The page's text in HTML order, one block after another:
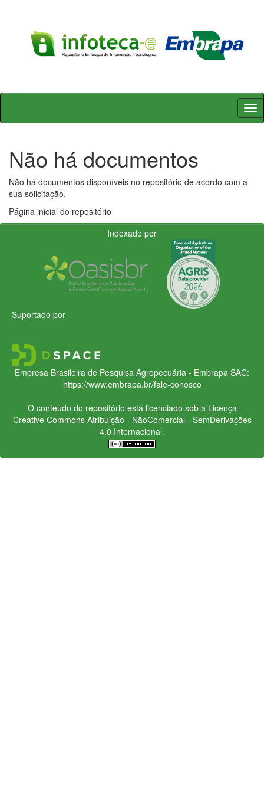
Skip
Não há documentos
Não há documentos disponíveis no repositório de acordo com a
sua solicitação.
Página inicial do repositório
Indexado por
Suportado por
Empresa Brasileira de Pesquisa Agropecuária - Embrapa SAC:
https://www.embrapa.br/fale-conosco
O conteúdo do repositório está licenciado sob a Licença
Creative CommonsAtribuição - NãoComercial - SemDerivações
4.0 Internacional.